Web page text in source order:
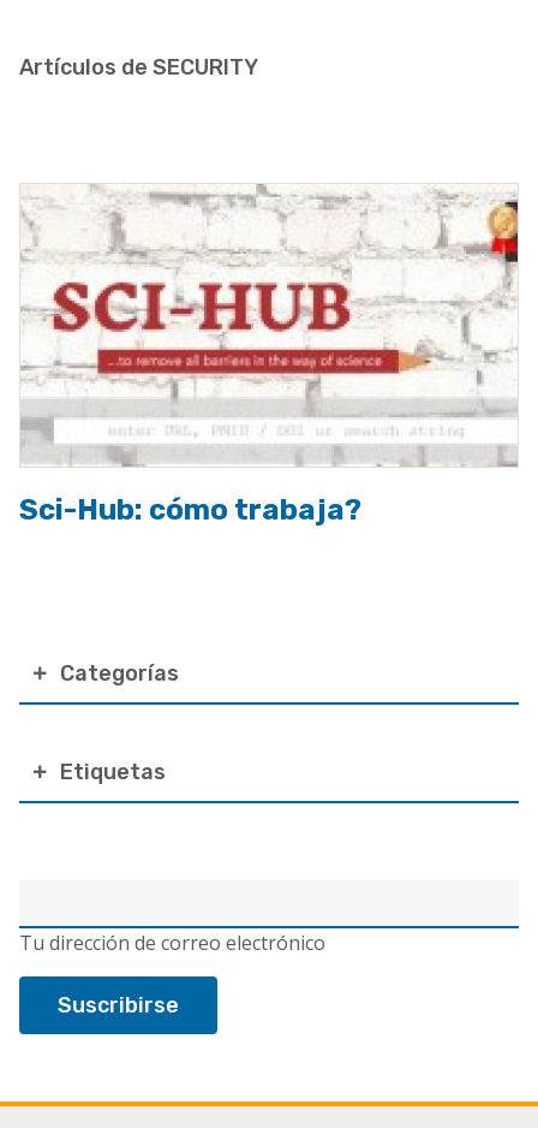
ayuda
navegación
electrónico
Tu dirección de correo electrónico
Categorías
Etiquetas
Artículos de SECURITY
Sci-Hub: cómo trabaja?